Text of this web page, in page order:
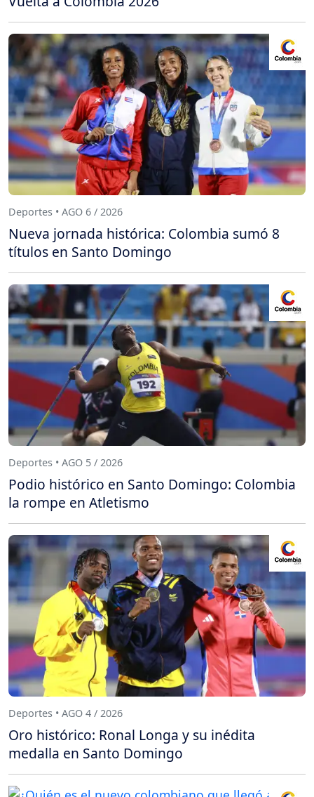
Deportes • AGO 6 / 2026
Nueva jornada histórica: Colombia sumó 8
títulos en Santo Domingo
Deportes • AGO 5 / 2026
Podio histórico en Santo Domingo: Colombia
la rompe en Atletismo
Deportes • AGO 4 / 2026
Oro histórico: Ronal Longa y su inédita
medalla en Santo Domingo